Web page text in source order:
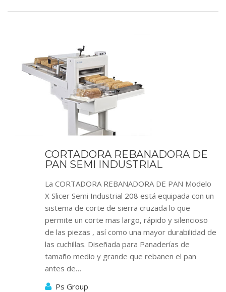
CORTADORA REBANADORA DE
PAN SEMI INDUSTRIAL
La CORTADORA REBANADORA DE PAN Modelo
X Slicer Semi Industrial 208 está equipada con un
sistema de corte de sierra cruzada lo que
permite un corte mas largo, rápido y silencioso
de las piezas , así como una mayor durabilidad de
las cuchillas. Diseñada para Panaderías de
tamaño medio y grande que rebanen el pan
antes de…
Ps Group